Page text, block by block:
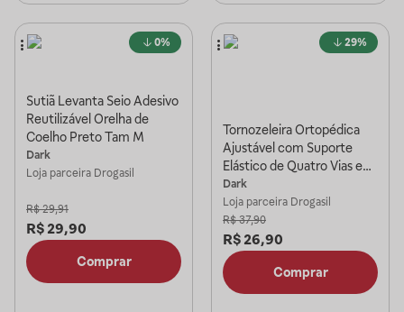
0%
Sutiã Levanta Seio Adesivo
Reutilizável Orelha de
Coelho Preto Tam M
Dark
Loja parceira Drogasil
R$ 29,91
R$ 29,90
Comprar
29%
Tornozeleira Ortopédica
Ajustável com Suporte
Elástico de Quatro Vias e
Cinta de Compressão - Dk
Preto
Dark
Loja parceira Drogasil
R$ 37,90
R$ 26,90
Comprar